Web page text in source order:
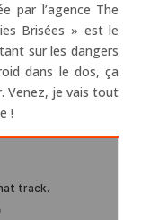
par l’agence The
Brisées » est le
sur les dangers
dans le dos, ça
Venez, je vais tout
!